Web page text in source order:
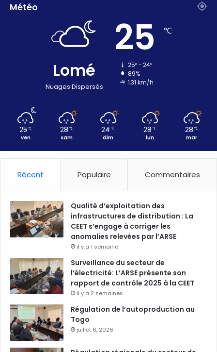
Météo
Lomé
Nuages Dispersés
25 ℃
25º - 24º
89%
1.31 km/h
25 ℃
ven
28℃
sam
24℃
dim
28 ℃
lun
28 ℃
mar
Récent Populaire Commentaires
Qualité d’exploitation des
infrastructures de distribution : La
CEET s’engage à corriger les
anomalies relevées par l’ARSE
il y a 1 semaine
Surveillance du secteur de
l’électricité: L’ARSE présente son
rapport de contrôle 2025 à la CEET
il y a 2 semaines
Régulation de l’autoproduction au
Togo
juillet 6, 2026